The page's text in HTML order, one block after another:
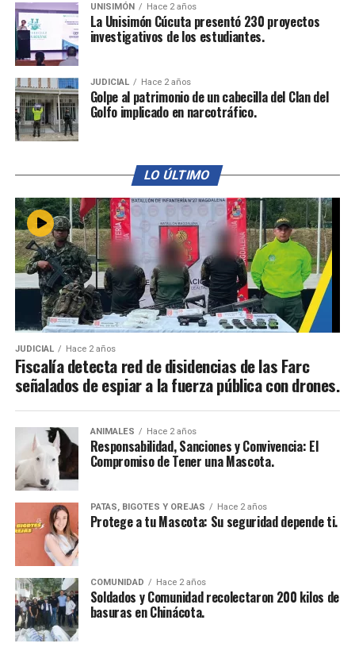
UNISIMÓN Hace 2 años
La Unisimón Cúcuta presentó 230 proyectos
investigativos de los estudiantes.
JUDICIAL Hace 2 años
Golpe al patrimonio de un cabecilla del Clan del
Golfo implicado en narcotráfico.
LO ÚLTIMO
JUDICIAL Hace 2 años
Fiscalía detecta red de disidencias de las Farc
señalados de espiar a la fuerza pública con drones.
ANIMALES Hace 2 años
Responsabilidad, Sanciones y Convivencia: El
Compromiso de Tener una Mascota.
PATAS, BIGOTES Y OREJAS Hace 2 años
Protege a tu Mascota: Su seguridad depende ti.
COMUNIDAD Hace 2 años
Soldados y Comunidad recolectaron 200 kilos de
basuras en Chinácota.